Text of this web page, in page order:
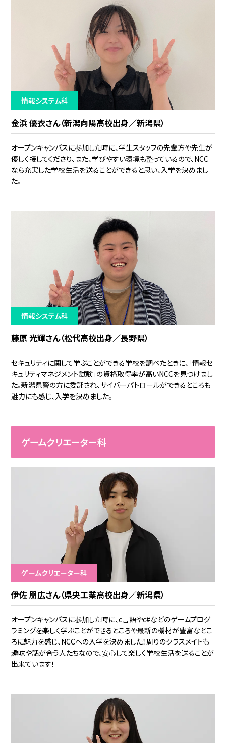
情報システム科
金浜 優衣さん（新潟向陽高校出身／新潟県）
オープンキャンパスに参加した時に、学生スタッフの先輩方や先生が
優しく接してくださり、また、学びやすい環境も整っているので、NCC
なら充実した学校生活を送ることができると思い、入学を決めまし
た。
情報システム科
藤原 光輝さん（松代高校出身／長野県）
セキュリティに関して学ぶことができる学校を調べたときに、「情報セ
キュリティマネジメント試験」の資格取得率が高いNCCを見つけまし
た。新潟県警の方に委託され、サイバーパトロールができるところも
魅力にも感じ、入学を決めました。
ゲームクリエーター科
ゲームクリエーター科
伊佐 朋広さん（県央工業高校出身／新潟県）
オープンキャンパスに参加した時に、c言語やc#などのゲームプログ
ラミングを楽しく学ぶことができるところや最新の機材が豊富なとこ
ろに魅力を感じ、NCCへの入学を決めました！周りのクラスメイトも
趣味や話が合う人たちなので、安心して楽しく学校生活を送ることが
出来ています！